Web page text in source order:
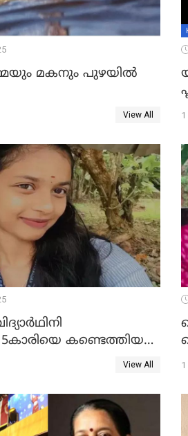
മകനും പുഴയിൽ
View All 1
കണ്ടെത്തിയത്
മരിച്ച നിലയിൽView All 1